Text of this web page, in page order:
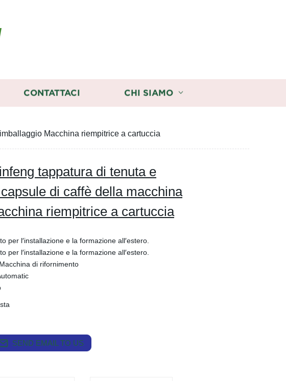
CONTATTACI CHI SIAMO
Macchina riempitrice a cartuccia
tappatura di tenuta e
di caffè della macchina
riempitrice a cartuccia
per l′installazione e la formazione all′estero.
per l′installazione e la formazione all′estero.
di rifornimento
SEND EMAIL TO US